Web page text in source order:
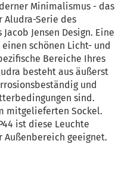
Minimalismus - das
Serie des
Jensen Design. Eine
schönen Licht- und
Bereiche Ihres
besteht aus äußerst
und
sind.
mitgelieferten Sockel.
ist diese Leuchte
geeignet.